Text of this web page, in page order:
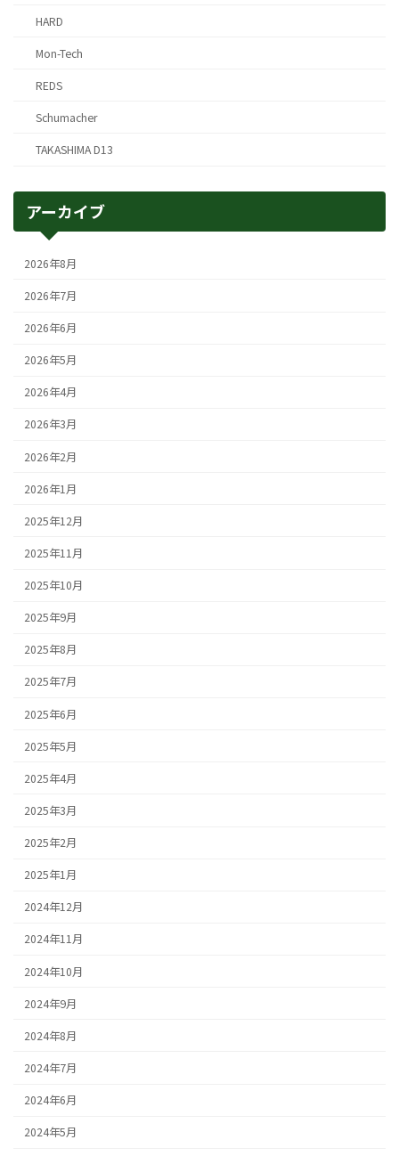
HARD
Mon-Tech
REDS
Schumacher
TAKASHIMA D13
アーカイブ
2026年8月
2026年7月
2026年6月
2026年5月
2026年4月
2026年3月
2026年2月
2026年1月
2025年12月
2025年11月
2025年10月
2025年9月
2025年8月
2025年7月
2025年6月
2025年5月
2025年4月
2025年3月
2025年2月
2025年1月
2024年12月
2024年11月
2024年10月
2024年9月
2024年8月
2024年7月
2024年6月
2024年5月